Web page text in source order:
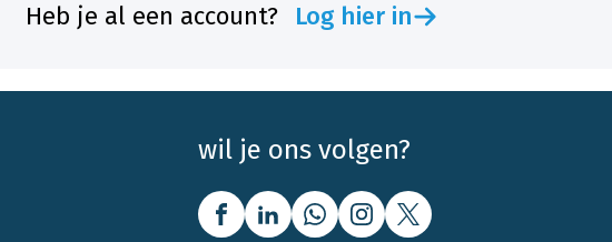
Heb je al een account? Log hier in
wil je ons volgen?